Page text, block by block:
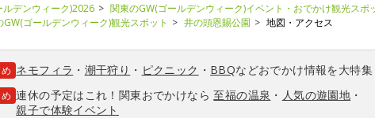
ルデンウィーク)2026 関東のGW(ゴールデンウィーク)イベント・おでかけ観光スポ
GW(ゴールデンウィーク)観光スポット
井の頭恩賜公園 地図・アクセス
ネモフィラ ・ 潮干狩り ・ ピクニック ・ BBQなどおでかけ情報を大特集
連休の予定はこれ！関東おでかけなら至福の温泉 ・ 人気の遊園地 ・
親子で体験イベント